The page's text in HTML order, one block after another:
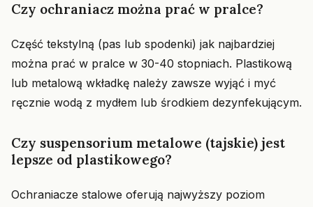
Czy ochraniacz można prać w pralce?
Część tekstylną (pas lub spodenki) jak najbardziej
można prać w pralce w 30-40 stopniach. Plastikową
lub metalową wkładkę należy zawsze wyjąć i myć
ręcznie wodą z mydłem lub środkiem dezynfekującym.
Czy suspensorium metalowe (tajskie) jest
lepsze od plastikowego?
Ochraniacze stalowe oferują najwyższy poziom